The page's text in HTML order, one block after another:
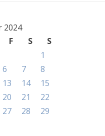
2024
F S
S
1
6 7
8
13 14
15
20 21
22
27 28
29